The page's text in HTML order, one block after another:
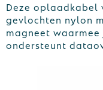
Vesten
Feestartikelen
Huis, Tuin en
Custom-made
Custom-made
Deze oplaadkabel
gevlochten nylon
magneet
ondersteunt